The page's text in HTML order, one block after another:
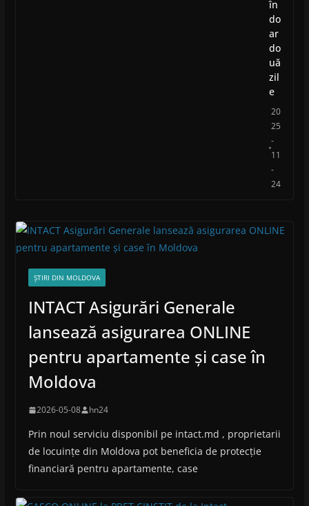
în
do
ar
do
uă
zil
e
20
25
-
11
-
24
ȘTIRI DIN MOLDOVA
INTACT Asigurări Generale
lansează asigurarea ONLINE
pentru apartamente și case în
Moldova
2026-05-08 hn24
Prin noul serviciu disponibil pe intact.md , proprietarii
de locuințe din Moldova pot beneficia de protecție
financiară pentru apartamente, case